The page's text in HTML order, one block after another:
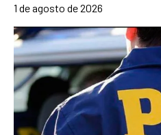
1 de agosto de 2026